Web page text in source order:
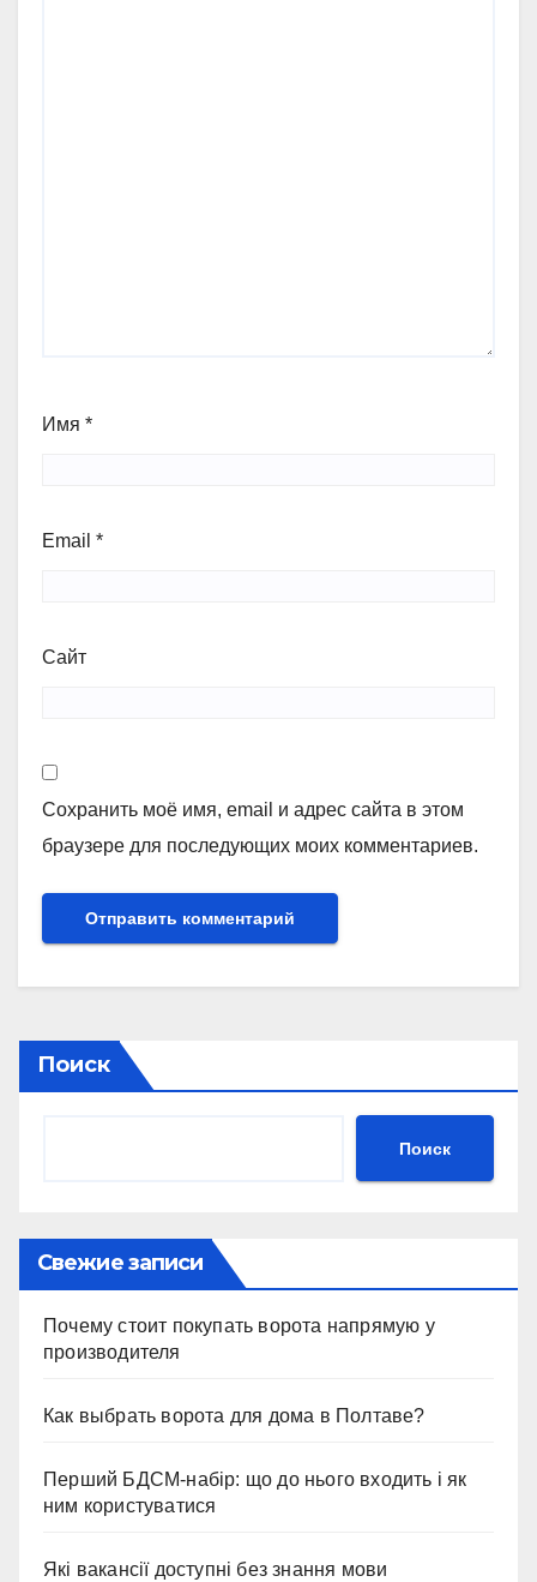
Имя *
Email *
Сайт
Сохранить моё имя, email и адрес сайта в этом
браузере для последующих моих комментариев.
Поиск
Поиск
Свежие записи
Почему стоит покупать ворота напрямую у
производителя
Как выбрать ворота для дома в Полтаве?
Перший БДСМ-набір: що до нього входить і як
ним користуватися
Які вакансії доступні без знання мови